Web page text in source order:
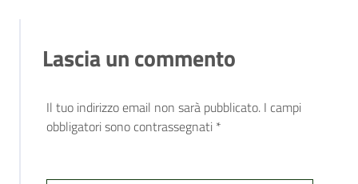
Lascia un commento
Il tuo indirizzo email non sarà pubblicato. I campi
obbligatori sono contrassegnati *